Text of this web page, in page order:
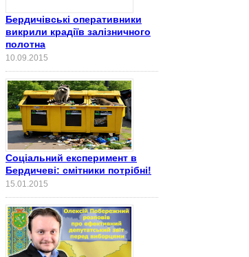
Бердичівські оперативники
викрили крадіїв залізничного
полотна
10.09.2015
Соціальний експеримент в
Бердичеві: смітники потрібні!
15.01.2015